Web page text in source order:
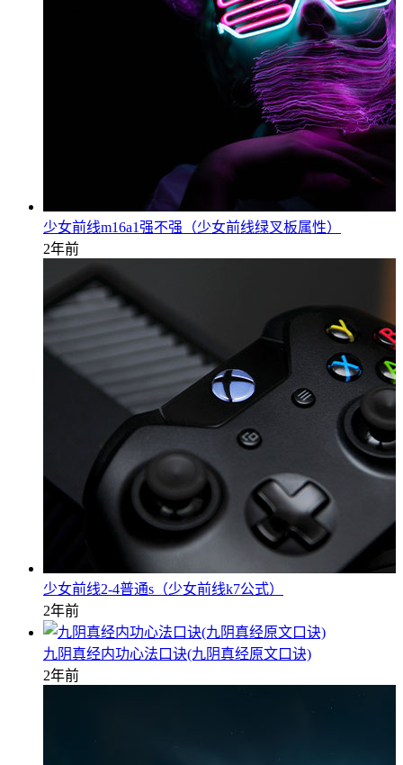
少女前线m16a1强不强（少女前线绿叉板属性）
2年前
少女前线2-4普通s（少女前线k7公式）
2年前
九阴真经内功心法口诀(九阴真经原文口诀)
2年前